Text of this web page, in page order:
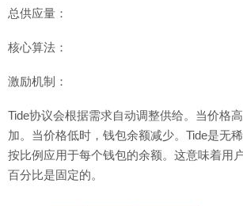
总供应量：
核心算法：
激励机制：
Tide协议会根据需求自动调整供给。当价格
加。当价格低时，钱包余额减少。Tide是无
按比例应用于每个钱包的余额。这意味着用
百分比是固定的。